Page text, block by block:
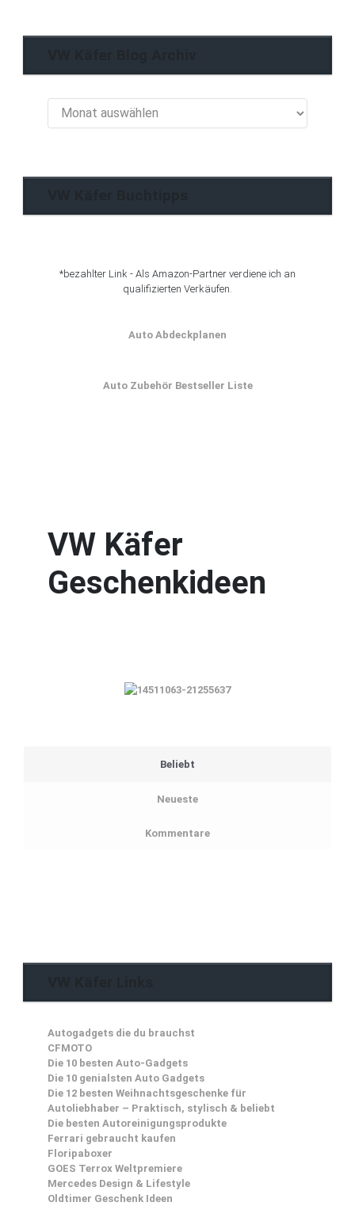
Käfer
*bezahlter Link - Als Amazon-Partner verdiene ich an
qualifizierten Verkäufen.
Auto Abdeckplanen
Auto Zubehör Bestseller Liste
VW Käfer
Geschenkideen
Beliebt
Neueste
Kommentare
Autogadgets die du brauchst
CFMOTO
Die 10 besten Auto-Gadgets
Die 10 genialsten Auto Gadgets
Die 12 besten Weihnachtsgeschenke für
Autoliebhaber – Praktisch, stylisch & beliebt
Die besten Autoreinigungsprodukte
Ferrari gebraucht kaufen
Floripaboxer
GOES Terrox Weltpremiere
Mercedes Design & Lifestyle
Oldtimer Geschenk Ideen